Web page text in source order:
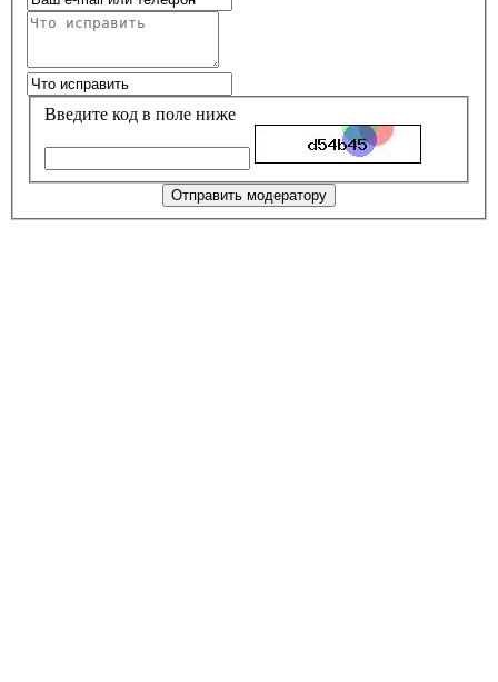
Введите код в поле ниже
Отправить модератору